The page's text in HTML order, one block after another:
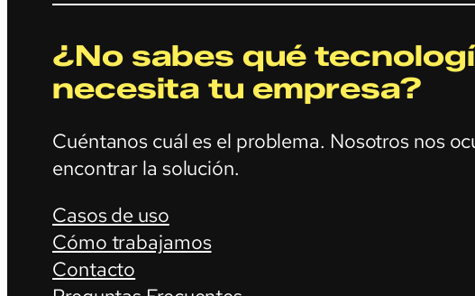
¿No sabes qué
necesita tu empresa?
Cuéntanos cuál es el problema. Nosotros nos
encontrar la solución.
Casos de uso
Cómo trabajamos
Contacto